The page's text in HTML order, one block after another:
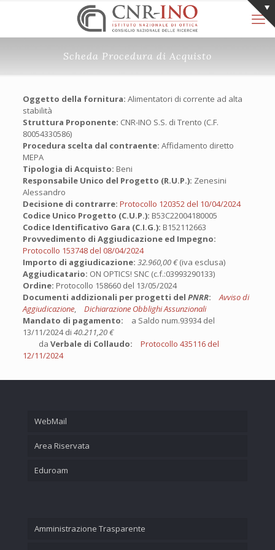
Scheda Procedura di Acquisto
Oggetto della fornitura: Alimentatori di corrente ad alta
stabilità
Struttura Proponente: CNR-INO S.S. di Trento (C.F.
80054330586)
Procedura scelta dal contraente: Affidamento diretto
MEPA
Tipologia di Acquisto: Beni
Responsabile Unico del Progetto (R.U.P.): Zenesini
Alessandro
Decisione di contrarre: Protocollo 120352 del 10/04/2024
Codice Unico Progetto (C.U.P.): B53C22004180005
Codice Identificativo Gara (C.I.G.): B152112663
Provvedimento di Aggiudicazione ed Impegno:
Protocollo 153748 del 08/04/2024
Importo di aggiudicazione: 32.960,00 €(iva esclusa)
Aggiudicatario: ON OPTICS! SNC (c.f.:03993290133)
Ordine: Protocollo 158660 del 13/05/2024
Documenti addizionali per progetti del PNRR:
Avviso di
Aggiudicazione, Dichiarazione Obblighi Assunzionali
Mandato di pagamento: a Saldo num.93934 del
13/11/2024 di 40.211,20 €
da Verbale di Collaudo:
Protocollo 435116 del
12/11/2024
WebMail
Area Riservata
Eduroam
Amministrazione Trasparente